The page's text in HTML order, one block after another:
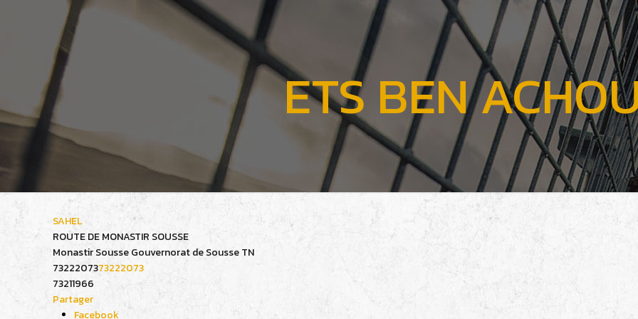
ETS BEN
SAHEL
ROUTE DE MONASTIR SOUSSE
MonastirSousseGouvernorat de SousseTN
7322207373222073
73211966
Partager
Facebook